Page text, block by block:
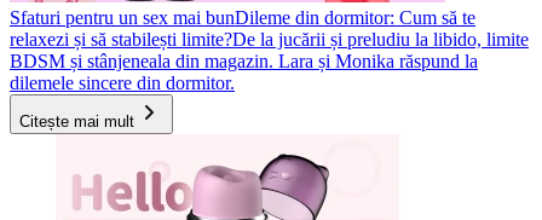
Sfaturi pentru un sex mai bunDileme din dormitor: Cum să te
relaxezi și să stabilești limite?De la jucării și preludiu la libido, limite
BDSM și stânjeneala din magazin. Lara și Monika răspund la
dilemele sincere din dormitor.
Citește mai mult